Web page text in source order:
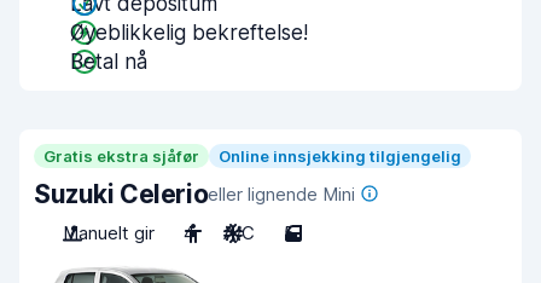
Øyeblikkelig bekreftelse!
Betal nå
Gratis ekstra sjåfør Online innsjekking tilgjengelig
Suzuki Celerioeller lignende Mini
Manuelt gir
4 A/C 5